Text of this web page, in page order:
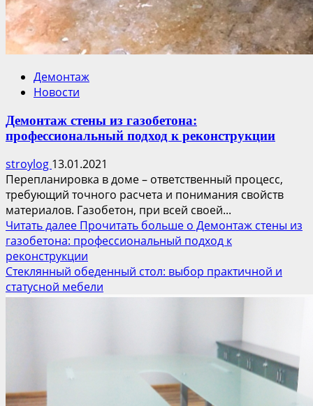
Демонтаж
Новости
Демонтаж стены из газобетона:
профессиональный подход к реконструкции
stroylog 13.01.2021
Перепланировка в доме – ответственный процесс,
требующий точного расчета и понимания свойств
материалов. Газобетон, при всей своей...
Читать далее Прочитать больше о Демонтаж стены из
газобетона: профессиональный подход к
реконструкции
Стеклянный обеденный стол: выбор практичной и
статусной мебели